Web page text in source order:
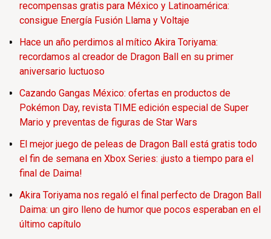
recompensas gratis para México y Latinoamérica:
consigue Energía Fusión Llama y Voltaje
Hace un año perdimos al mítico Akira Toriyama:
recordamos al creador de Dragon Ball en su primer
aniversario luctuoso
Cazando Gangas México: ofertas en productos de
Pokémon Day, revista TIME edición especial de Super
Mario y preventas de figuras de Star Wars
El mejor juego de peleas de Dragon Ball está gratis todo
el fin de semana en Xbox Series: ¡justo a tiempo para el
final de Daima!
Akira Toriyama nos regaló el final perfecto de Dragon Ball
Daima: un giro lleno de humor que pocos esperaban en el
último capítulo